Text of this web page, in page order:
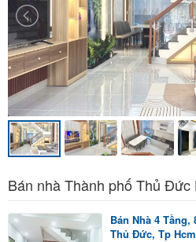
Bán nhà Thành phố Thủ Đức
Bán Nhà 4
Thủ Đức, Tp